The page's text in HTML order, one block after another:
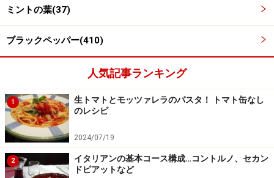
べく早めにお召し上がりください。また、持ち運びの際は保存方
法に注意してください。
【編集部おすすめの購入サイト】
Amazonで人気レシピの書籍をチェック！
楽天市場で人気レシピの書籍をチェック！
ミントの葉(37)
ブラックペッパー(410)
人気記事ランキング
1
生トマトとモッツァレラのパスタ！ トマト缶なし
のレシピ
2024/07/19
2
イタリアンの基本コース構成…コントルノ、セカン
ドピアットなど